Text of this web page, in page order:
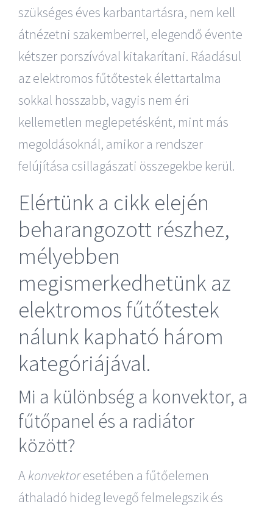
szükséges éves karbantartásra, nem kell
átnézetni szakemberrel, elegendő évente
kétszer porszívóval kitakarítani. Ráadásul
az elektromos fűtőtestek élettartalma
sokkal hosszabb, vagyis nem éri
kellemetlen meglepetésként, mint más
megoldásoknál, amikor a rendszer
felújítása csillagászati összegekbe kerül.
Elértünk a cikk elején
beharangozott részhez,
mélyebben
megismerkedhetünk az
elektromos fűtőtestek
nálunk kapható három
kategóriájával.
Mi a különbség a konvektor, a
fűtőpanel és a radiátor
között?
Akonvektoresetében a fűtőelemen
áthaladó hideg levegő felmelegszik és